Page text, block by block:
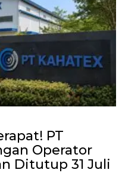
PT
Operator
Ditutup 31 Juli